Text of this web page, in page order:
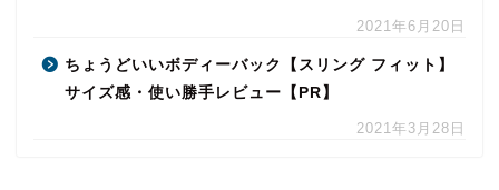
2021年6月20日
ちょうどいいボディーバック【スリング フィット】
サイズ感・使い勝手レビュー【PR】
2021年3月28日